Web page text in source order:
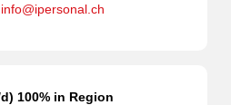
info@ipersonal.ch
100% in Region